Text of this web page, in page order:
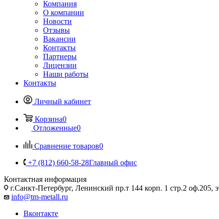
Компания
О компании
Новости
Отзывы
Вакансии
Контакты
Партнеры
Лицензии
Наши работы
Контакты
Личный кабинет
Корзина0
Отложенные0
Сравнение товаров0
+7 (812) 660-58-28Главный офис
Контактная информация
г.Санкт-Петербург, Ленинский пр.т 144 корп. 1 стр.2 оф.205,
info@tm-metall.ru
Вконтакте